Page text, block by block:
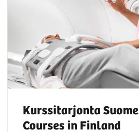
Kurssitarjonta
Courses in Finland